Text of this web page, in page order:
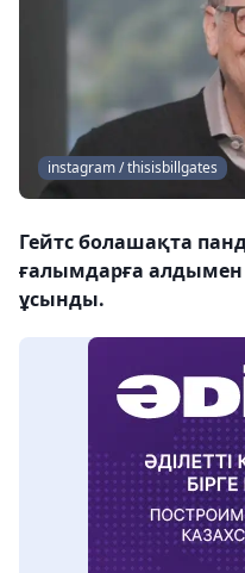
instagram / thisisbillgates
Гейтс болашақта
ғалымдарға
ұсынды.